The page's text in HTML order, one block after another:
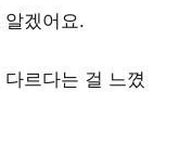
겠어요.
르다는 걸 느꼈